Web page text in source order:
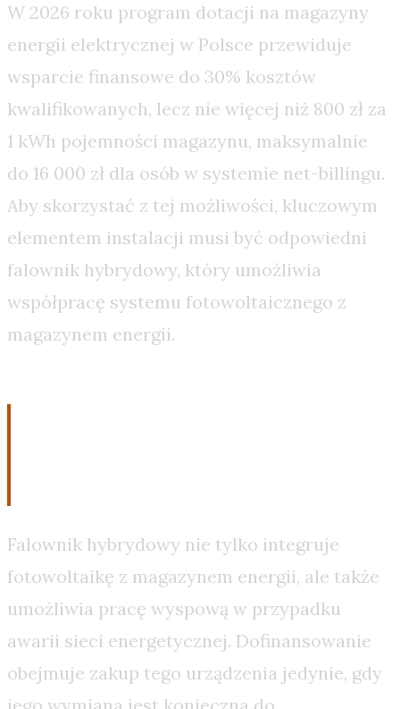
W 2026 roku program dotacji na magazyny
energii elektrycznej w Polsce przewiduje
wsparcie finansowe do 30% kosztów
kwalifikowanych, lecz nie więcej niż 800 zł za
1 kWh pojemności magazynu, maksymalnie
do 16 000 zł dla osób w systemie net-billingu.
Aby skorzystać z tej możliwości, kluczowym
elementem instalacji musi być odpowiedni
falownik hybrydowy, który umożliwia
współpracę systemu fotowoltaicznego z
magazynem energii.
Falownik hybrydowy nie tylko integruje
fotowoltaikę z magazynem energii, ale także
umożliwia pracę wyspową w przypadku
awarii sieci energetycznej. Dofinansowanie
obejmuje zakup tego urządzenia jedynie, gdy